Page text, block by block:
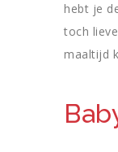
hebt je
toch
maaltijd